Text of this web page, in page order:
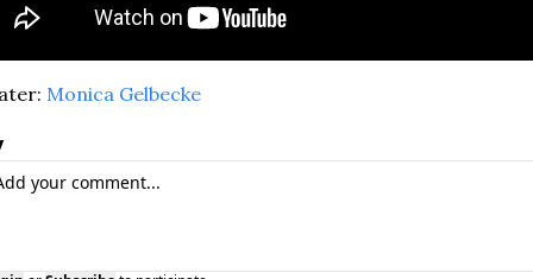
Monica Gelbecke